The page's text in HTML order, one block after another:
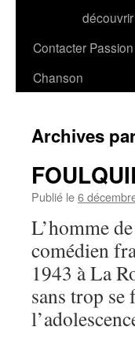
découvrir
Contacter Passion
Chanson
Archives
Publié le6
L’homme
comédien
1943 à La
sans trop